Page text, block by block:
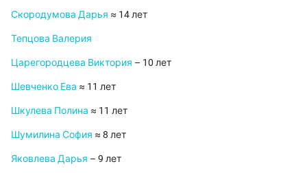
Скородумова Дарья ≈ 14 лет
Тепцова Валерия
Царегородцева Виктория – 10 лет
Шевченко Ева ≈ 11 лет
Шкулева Полина ≈ 11 лет
Шумилина София ≈ 8 лет
Яковлева Дарья – 9 лет